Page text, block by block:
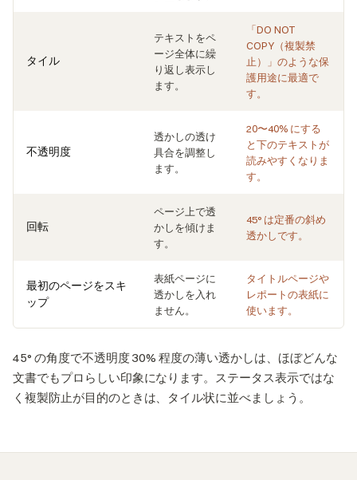
タイル
テキストをペ
ージ全体に繰
り返し表示し
ます。
「DO NOT
COPY（複製禁
止）」のような保
護用途に最適で
す。
不透明度
透かしの透け
具合を調整し
ます。
20〜40% にする
と下のテキストが
読みやすくなりま
す。
回転
ページ上で透
かしを傾けま
す。
45° は定番の斜め
透かしです。
最初のページをスキ
ップ
表紙ページに
透かしを入れ
ません。
タイトルページや
レポートの表紙に
使います。
45° の角度で不透明度 30% 程度の薄い透かしは、ほぼどんな
文書でもプロらしい印象になります。ステータス表示ではな
く複製防止が目的のときは、タイル状に並べましょう。